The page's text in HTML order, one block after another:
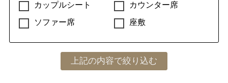
カップルシート
カウンター席
ソファー席
座敷